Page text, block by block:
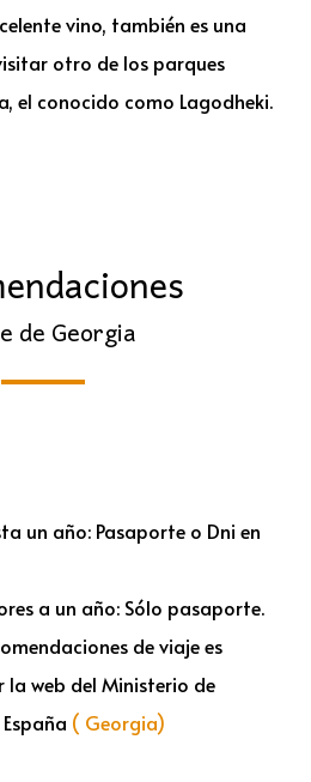
vino, también es una
otro de los parques
el conocido como Lagodheki.
de Georgia
un año: Pasaporte o Dni en
a un año: Sólo pasaporte.
de viaje es
la web del Ministerio de
( Georgia)